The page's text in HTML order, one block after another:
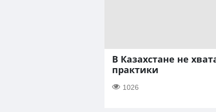
В Казахстане не
практики
1026